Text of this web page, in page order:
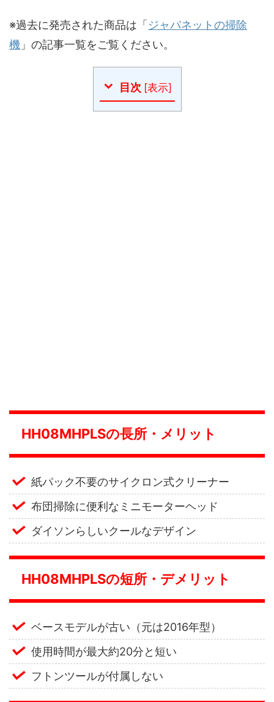
※過去に発売された商品は「 ジャパネットの掃除
機 」の記事一覧をご覧ください。
目次 [表示]
HH08MHPLSの長所・メリット
紙パック不要のサイクロン式クリーナー
布団掃除に便利なミニモーターヘッド
ダイソンらしいクールなデザイン
HH08MHPLSの短所・デメリット
ベースモデルが古い（元は2016年型）
使用時間が最大約20分と短い
フトンツールが付属しない